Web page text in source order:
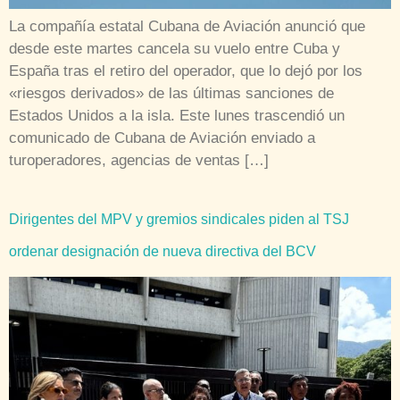
La compañía estatal Cubana de Aviación anunció que
desde este martes cancela su vuelo entre Cuba y
España tras el retiro del operador, que lo dejó por los
«riesgos derivados» de las últimas sanciones de
Estados Unidos a la isla. Este lunes trascendió un
comunicado de Cubana de Aviación enviado a
turoperadores, agencias de ventas […]
Dirigentes del MPV y gremios sindicales piden al TSJ
ordenar designación de nueva directiva del BCV